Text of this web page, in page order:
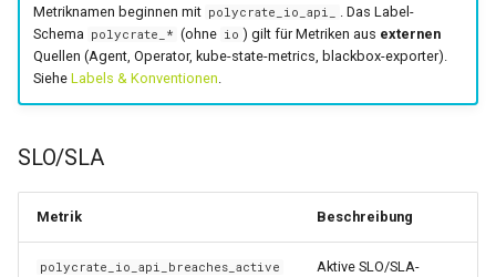
0.30.4
0.30.0
0.14.1
0.13.0
Metriknamen beginnen mit polycrate_io_api_
. Das Label-
Schema polycrate_* (ohne io ) gilt für Metriken aus externen
Quellen (Agent, Operator, kube-state-metrics, blackbox-exporter).
Siehe Labels & Konventionen.
SLO/SLA
Metrik Beschreibung
polycrate_io_api_breaches_active
Aktive SLO/SLA-